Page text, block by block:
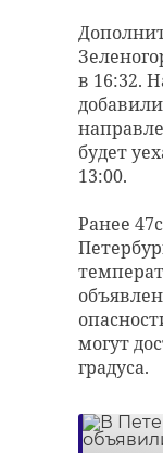
в 16:32.
будет
13:00.
Ранее
могут
градуса.
дома
Фото:
санкт-
топор